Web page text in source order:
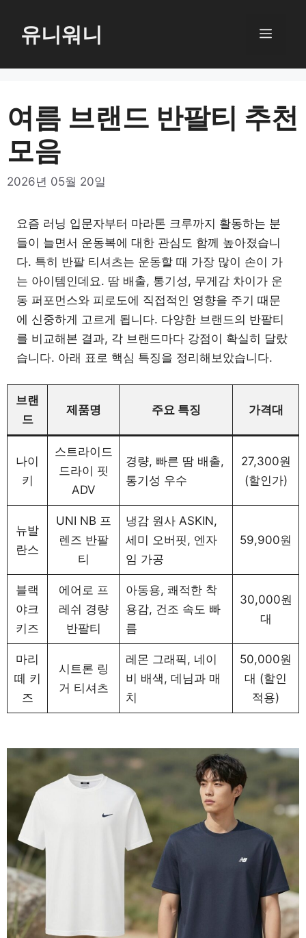
로
뛰
유니워니 메
여름 브랜드 반팔티 추천
모음
2026년 05월 20일
요즘 러닝 입문자부터 마라톤 크루까지 활동하는 분
들이 늘면서 운동복에 대한 관심도 함께 높아졌습니
다. 특히 반팔 티셔츠는 운동할 때 가장 많이 손이 가
는 아이템인데요. 땀 배출, 통기성, 무게감 차이가 운
동 퍼포먼스와 피로도에 직접적인 영향을 주기 때문
에 신중하게 고르게 됩니다. 다양한 브랜드의 반팔티
를 비교해본 결과, 각 브랜드마다 강점이 확실히 달랐
습니다. 아래 표로 핵심 특징을 정리해보았습니다.
브랜
드
제품명 주요 특징 가격대
나이
키
스트라이드
드라이 핏
ADV
경량, 빠른 땀 배출,
통기성 우수
27,300원
(할인가)
뉴발
란스
UNI NB 프
렌즈 반팔
티
냉감 원사 ASKIN,
세미 오버핏, 엔자
임 가공
59,900원
블랙
야크
키즈
에어로 프
레쉬 경량
반팔티
아동용, 쾌적한 착
용감, 건조 속도 빠
름
30,000원
대
마리
떼 키
즈
시트론 링
거 티셔츠
레몬 그래픽, 네이
비 배색, 데님과 매
치
50,000원
대 (할인
적용)